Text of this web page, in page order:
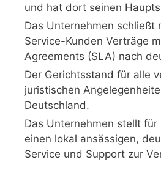
und hat dort seinen
Das Unternehmen schließt
Service-Kunden Verträge
Agreements (SLA) nach
Der Gerichtsstand für alle
juristischen
Deutschland.
Das Unternehmen stellt für
einen lokal ansässigen,
Service und Support zur